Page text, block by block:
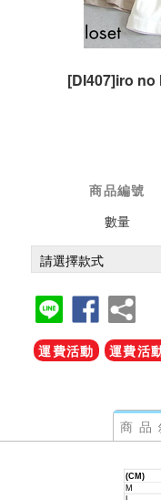
[DI407]iro no
商品編號
數量
運費活動 運費活
商品